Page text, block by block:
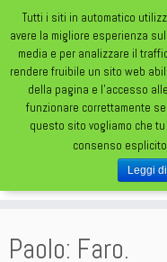
TATUAGGI
Paolo: Faro.
Tutti i siti in automatico
avere la migliore esperienza
media e per analizzare il
rendere fruibile un sito web
della pagina e l'accesso
funzionare correttamente
questo sito vogliamo che
consenso
Leggi